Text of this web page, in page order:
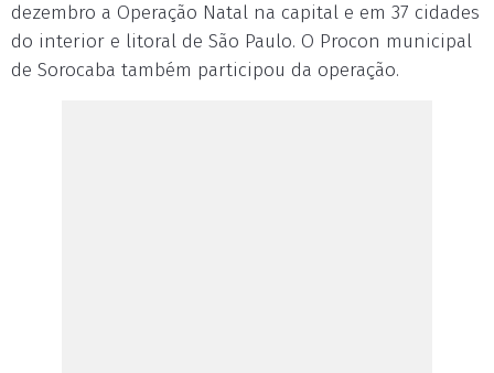
dezembro a Operação Natal na capital e em 37 cidades
do interior e litoral de São Paulo. O Procon municipal
de Sorocaba também participou da operação.